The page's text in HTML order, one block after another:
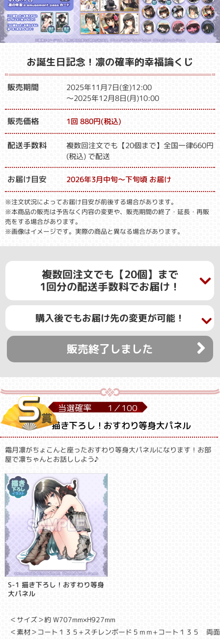
お誕生日記念！凛の確率的幸福論くじ
販売期間 2025年11月7日(金)12:00
～2025年12月8日(月)10:00
販売価格 1回 880円(税込)
配送手数料 複数回注文でも【20個まで】全国一律660円
(税込) で配送
お届け目安 2026年3月中旬～下旬頃 お届け
※注文状況によってお届け目安が前後する場合があります。
※本商品の販売は予告なく内容の変更や、販売期間の終了・延長・再販
売をする場合があります。
※画像はイメージです。実際の商品と異なる場合があります。
複数回注文でも【20個】まで
1回分の配送手数料でお届け！
購入後でもお届け先の変更が可能！
販売終了しました
当選確率 1／100
描き下ろし！おすわり等身大パネル
霜月凛がちょこんと座ったおすわり等身大パネルになります！お部
屋で凛ちゃんとお話ししよう♪
S-1 描き下ろし！おすわり等身
大パネル
＜サイズ＞約 W707mm×H927mm
＜素材＞コート１３５+スチレンボード５ｍｍ+コート１３５ 両面